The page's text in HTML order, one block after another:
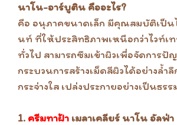
นาโน-อาร์บูติน คืออะไร?
คือ อนุภาคขนาดเล็ก มีคุณสมบัติเป็น
นท์ ที่ให้ประสิทธิภาพเหนือกว่าไวท์เ
ทั่วไป สามารถซึมเข้าผิวเพื่อจัดการปั
กระบวนการสร้างเม็ดสีผิวได้อย่างล้ำ
กระจ่างใส เปล่งประกายอย่างเป็นธร
1. ครีมทาฝ้า เมลาเคลียร์ นาโน อัลฟ่